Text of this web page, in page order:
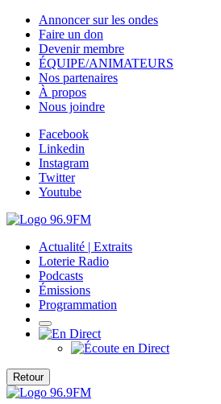
Annoncer sur les ondes
Faire un don
Devenir membre
ÉQUIPE/ANIMATEURS
Nos partenaires
À propos
Nous joindre
Facebook
Linkedin
Instagram
Twitter
Youtube
Actualité | Extraits
Loterie Radio
Podcasts
Émissions
Programmation
Retour